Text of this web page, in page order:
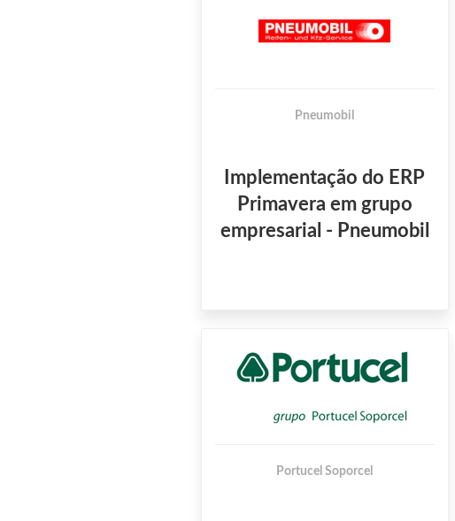
Pneumobil
Implementação do ERP
Primavera em grupo
empresarial - Pneumobil
Portucel Soporcel